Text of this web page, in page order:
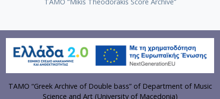
TAMO “Greek Archive of Double bass” of Department of Music
Science and Art (University of Macedonia)